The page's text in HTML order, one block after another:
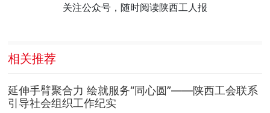
关注公众号，随时阅读陕西工人报
相关推荐
延伸手臂聚合力 绘就服务“同心圆”——陕西工会联系
引导社会组织工作纪实